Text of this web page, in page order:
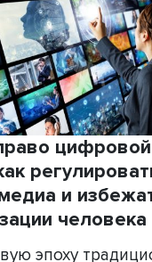
считать
руках, или то,
терр......